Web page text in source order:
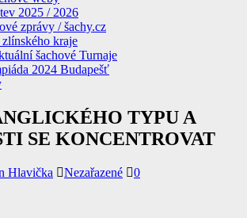
2025 / 2026
zprávy / šachy.cz
kraje
šachové Turnaje
2024 Budapešť
TYPU A
SE KONCENTROVAT
Hlavička Nezařazené 0